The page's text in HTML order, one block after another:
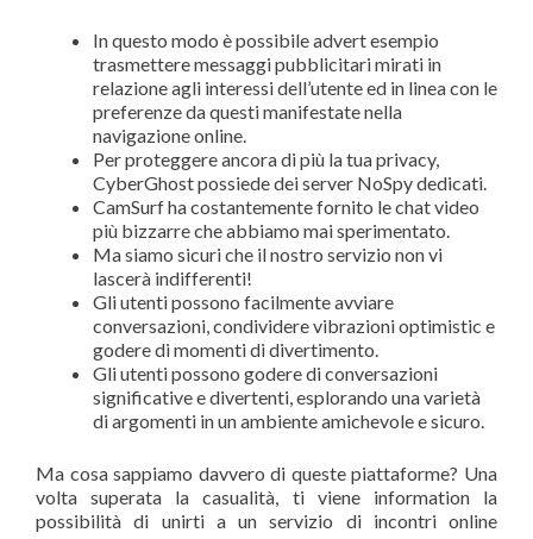
In questo modo è possibile advert esempio
trasmettere messaggi pubblicitari mirati in
relazione agli interessi dell’utente ed in linea con le
preferenze da questi manifestate nella
navigazione online.
Per proteggere ancora di più la tua privacy,
CyberGhost possiede dei server NoSpy dedicati.
CamSurf ha costantemente fornito le chat video
più bizzarre che abbiamo mai sperimentato.
Ma siamo sicuri che il nostro servizio non vi
lascerà indifferenti!
Gli utenti possono facilmente avviare
conversazioni, condividere vibrazioni optimistic e
godere di momenti di divertimento.
Gli utenti possono godere di conversazioni
significative e divertenti, esplorando una varietà
di argomenti in un ambiente amichevole e sicuro.
Ma cosa sappiamo davvero di queste piattaforme? Una
volta superata la casualità, ti viene information la
possibilità di unirti a un servizio di incontri online